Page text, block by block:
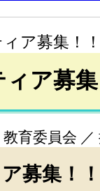
ア募集！
ア募
育委員会 ／
募集！！